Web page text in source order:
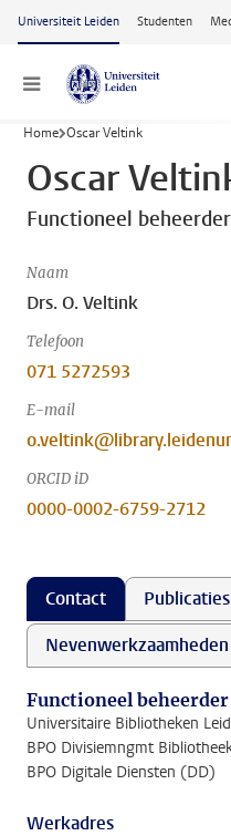
Ga naar hoofdinhoud
Universiteit Leiden Studenten
Menu
Home Oscar Veltink
Oscar
Functioneel beheerder
Naam
Drs. O. Veltink
Telefoon
071 5272593
E-mail
ORCID iD
0000-0002-6759-2712
Contact Publicaties
Nevenwerkzaamheden
Functioneel beheerder
Universitaire Bibliotheken
BPO Divisiemngmt
BPO Digitale Diensten (DD)
Werkadres